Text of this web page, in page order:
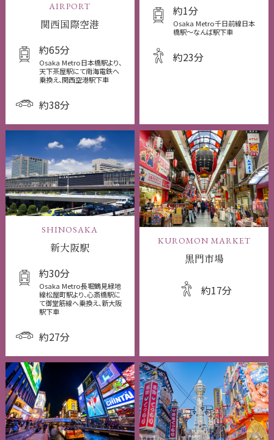
AIRPORT
関西国際空港
約65分
Osaka Metro日本橋駅より、
天下茶屋駅にて南海電鉄へ
乗換え、関西空港駅下車
約38分
約1分
Osaka Metro千日前線日本
橋駅〜なんば駅下車
約23分
SHINOSAKA
新大阪駅
約30分
Osaka Metro長堀鶴見緑地
線松屋町駅より、心斎橋駅に
て御堂筋線へ乗換え、新大阪
駅下車
約27分
KUROMON MARKET
黒門市場
約17分